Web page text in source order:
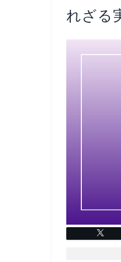
れざる